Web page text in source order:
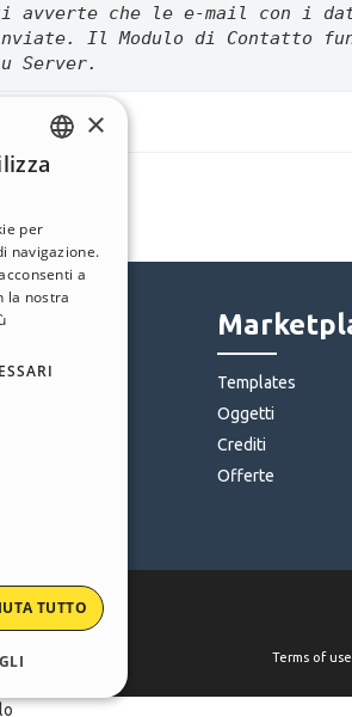
avverte che le e-mail con i
Il Modulo di Contatto
Server.
Templates
Oggetti
Crediti
Offerte
Terms of
ENGLISH
GERMAN
SPANISH
POLISH
×
per
navigazione.
a
la nostra
TUTTO